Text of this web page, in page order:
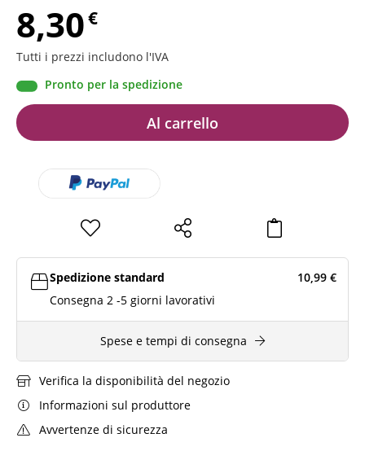
8,30€
Tutti i prezzi includono l'IVA
Pronto per la spedizione
Al carrello
Spedizione standard 10,99 €
Consegna 2 -5 giorni lavorativi
Spese e tempi di consegna
Verifica la disponibilità del negozio
Informazioni sul produttore
Avvertenze di sicurezza